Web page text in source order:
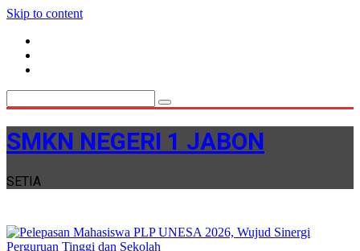
Skip to content
SMKN NEGERI 1 JABON
SETIA